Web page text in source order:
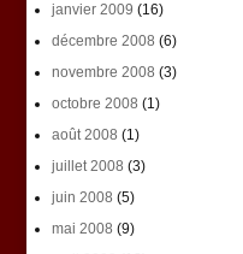
janvier 2009 (16)
décembre 2008 (6)
novembre 2008 (3)
octobre 2008 (1)
août 2008 (1)
juillet 2008 (3)
juin 2008 (5)
mai 2008 (9)